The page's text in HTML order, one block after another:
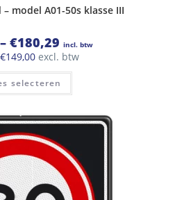
model A01-50s klasse III
– €180,29Prijsklasse:
€102,85
tot
€180,29
incl. btw
€149,00Prijsklasse:
€85,00
tot
€149,00
excl. btw
selecteren
Dit
heeft
variaties.
Deze
gekozen
worden
op
de
productpagina